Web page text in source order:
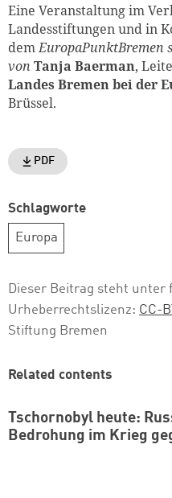
Eine Veranstaltung im
Landesstiftungen und in
demEuropaPunktBremen
von Tanja Baerman,
Landes Bremen bei der
Brüssel.
PDF
Schlagworte
Europa
Dieser Beitrag steht unter
Urheberrechtslizenz: CC-
Stiftung Bremen
Related contents
Tschornobyl heute:
Bedrohung im Krieg